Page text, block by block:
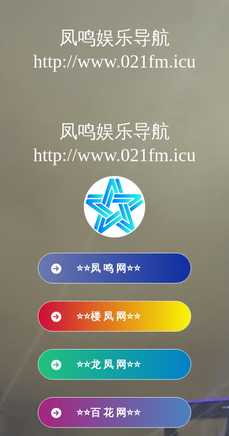
凤鸣娱乐导航
http://www.021fm.icu
凤鸣娱乐导航
http://www.021fm.icu
⭐⭐凤 鸣 网⭐⭐
⭐⭐楼 凤 网⭐⭐
⭐⭐龙 凤 网⭐⭐
⭐⭐百 花 网⭐⭐